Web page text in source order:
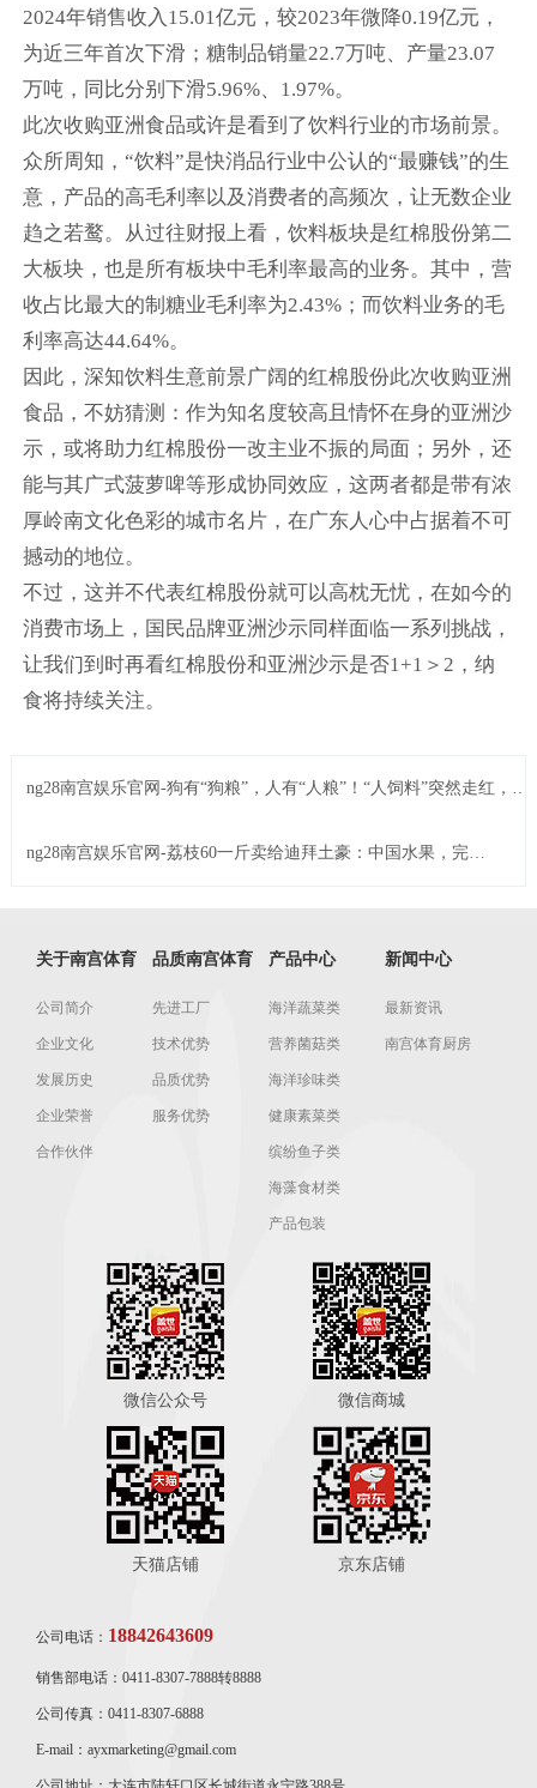
2024年销售收入15.01亿元，较2023年微降0.19亿元，
为近三年首次下滑；糖制品销量22.7万吨、产量23.07
万吨，同比分别下滑5.96%、1.97%。
此次收购亚洲食品或许是看到了饮料行业的市场前景。
众所周知，“饮料”是快消品行业中公认的“最赚钱”的生
意，产品的高毛利率以及消费者的高频次，让无数企业
趋之若鹜。从过往财报上看，饮料板块是红棉股份第二
大板块，也是所有板块中毛利率最高的业务。其中，营
收占比最大的制糖业毛利率为2.43%；而饮料业务的毛
利率高达44.64%。
因此，深知饮料生意前景广阔的红棉股份此次收购亚洲
食品，不妨猜测：作为知名度较高且情怀在身的亚洲沙
示，或将助力红棉股份一改主业不振的局面；另外，还
能与其广式菠萝啤等形成协同效应，这两者都是带有浓
厚岭南文化色彩的城市名片，在广东人心中占据着不可
撼动的地位。
不过，这并不代表红棉股份就可以高枕无忧，在如今的
消费市场上，国民品牌亚洲沙示同样面临一系列挑战，
让我们到时再看红棉股份和亚洲沙示是否1+1＞2，纳
食将持续关注。
ng28南宫娱乐官网-狗有“狗粮”，人有“人粮”！“人饲料”突然走红，逼
ng28南宫娱乐官网-荔枝60一斤卖给迪拜土豪：中国水果，完成
关于南宫体育
公司简介
企业文化
发展历史
企业荣誉
合作伙伴
品质南宫体育
先进工厂
技术优势
品质优势
服务优势
产品中心
海洋蔬菜类
营养菌菇类
海洋珍味类
健康素菜类
缤纷鱼子类
海藻食材类
产品包装
新闻中心
最新资讯
南宫体育厨房
微信公众号 微信商城
天猫店铺 京东店铺
公司电话： 18842643609
销售部电话：0411-8307-7888转8888
公司传真：0411-8307-6888
E-mail：ayxmarketing@gmail.com